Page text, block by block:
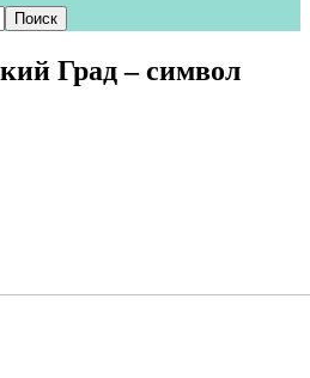
Град – символ